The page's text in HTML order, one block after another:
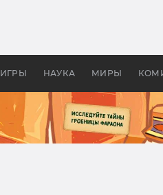
ИГРЫ НАУКА МИРЫ
апокалипсис, в России —